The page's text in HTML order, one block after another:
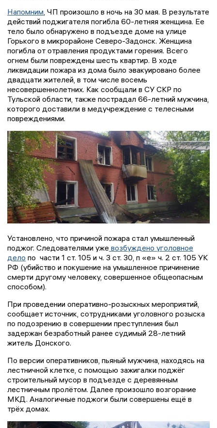
Напомним , ЧП произошло в ночь на 30 мая. В результате
действий поджигателя погибла 60-летняя женщина. Ее
тело было обнаружено в подъезде доме на улице
Горького в микрорайоне Северо-Задонск. Женщина
погибла от отравления продуктами горения. Всего
огнем были повреждены шесть квартир. В ходе
ликвидации пожара из дома было эвакуировано более
двадцати жителей, в том числе восемь
несовершеннолетних. Как сообщали в СУ СКР по
Тульской области, также пострадал 66-летний мужчина,
которого доставили в медучреждение с телесными
повреждениями.
Установлено, что причиной пожара стал умышленный
поджог. Следователями уже возбуждено уголовное
дело по части 1 ст. 105 и ч. 3 ст. 30, п «е» ч. 2 ст. 105 УК
РФ (убийство и покушение на умышленное причинение
смерти другому человеку, совершенное общеопасным
способом).
При проведении оперативно-розыскных мероприятий,
сообщает источник, сотрудниками уголовного розыска
по подозрению в совершении преступления был
задержан безработный ранее судимый 28-летний
житель Донского.
По версии оперативников, пьяный мужчина, находясь на
лестничной клетке, с помощью зажигалки поджёг
строительный мусор в подъезде с деревянным
лестничным пролётом. Далее произошло возгорание
МКД. Аналогичные поджоги были совершены ещё в
трёх домах.